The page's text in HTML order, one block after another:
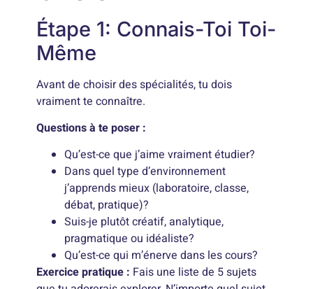
Étape 1: Connais-Toi Toi-
Même
Avant de choisir des spécialités, tu dois
vraiment te connaître.
Questions à te poser :
Qu’est-ce que j’aime vraiment étudier?
Dans quel type d’environnement
j’apprends mieux (laboratoire, classe,
débat, pratique)?
Suis-je plutôt créatif, analytique,
pragmatique ou idéaliste?
Qu’est-ce qui m’énerve dans les cours?
Exercice pratique : Fais une liste de 5 sujets